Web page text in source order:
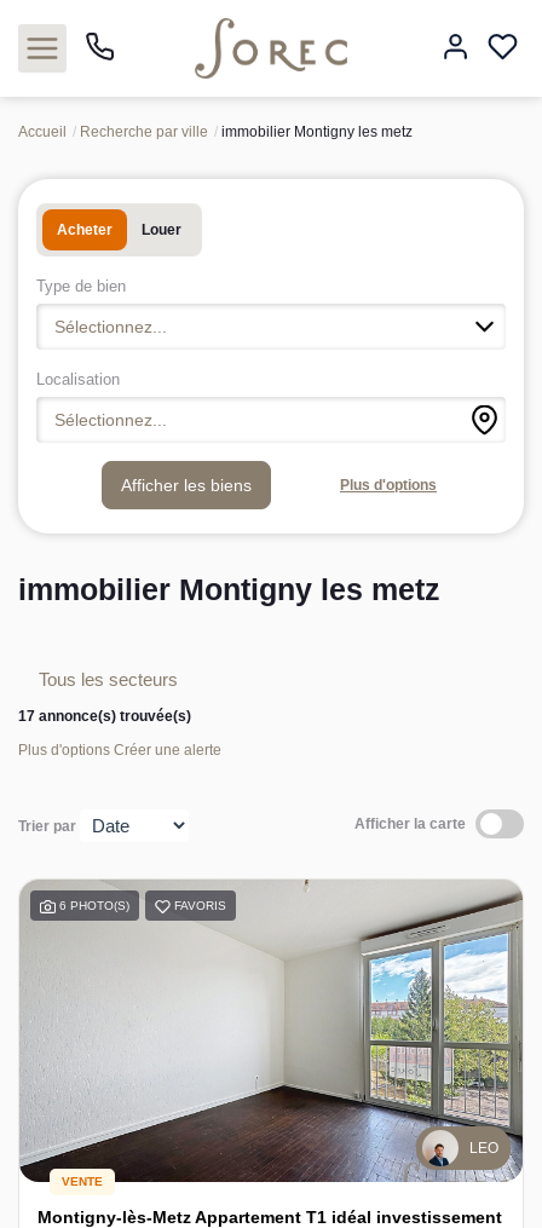
Acheter
Louer
Estimer
Neuf
Gestion
Syndic
L’équipe sorec
Accueil Recherche par ville immobilier Montigny les metz
Acheter Louer
Type de bien
Sélectionnez...
Localisation
Sélectionnez...
Plus d'options
immobilier Montigny les metz
Tous les secteurs
17 annonce(s) trouvée(s)
Plus d'options Créer une alerte
Trier par Afficher la carte
6 PHOTO(S) FAVORIS
LEO
VENTE
Montigny-lès-Metz Appartement T1 idéal investissement